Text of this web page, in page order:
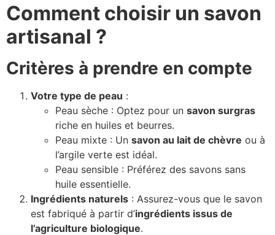
Comment choisir un savon
artisanal ?
Critères à prendre en compte
Votre type de peau :
Peau sèche : Optez pour un savon surgras
riche en huiles et beurres.
Peau mixte : Un savon au lait de chèvre ou à
l’argile verte est idéal.
Peau sensible : Préférez des savons sans
huile essentielle.
Ingrédients naturels : Assurez-vous que le savon
est fabriqué à partir d’ingrédients issus de
l’agriculture biologique.